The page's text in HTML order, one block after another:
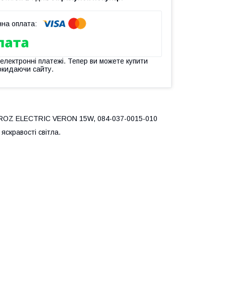
платежі. Тепер ви можете купити
сайту.
ELECTRIC VERON 15W, 084-037-0015-010
світла.